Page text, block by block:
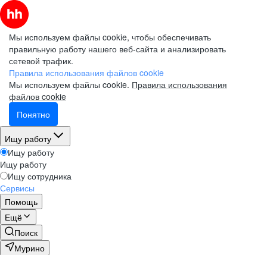
Мы используем файлы cookie, чтобы обеспечивать
правильную работу нашего веб-сайта и анализировать
сетевой трафик.
Правила использования файлов cookie
Мы используем файлы cookie. Правила использования
файлов cookie
Понятно
Ищу работу
Ищу работу
Ищу работу
Ищу сотрудника
Сервисы
Помощь
Ещё
Поиск
Мурино